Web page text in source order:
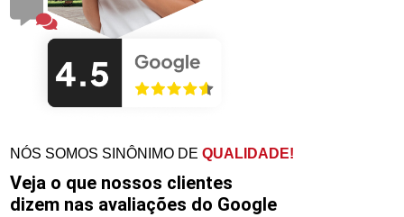
NÓS SOMOS SINÔNIMO DEQUALIDADE!
Veja o que nossos clientes
dizem nas avaliações do Google